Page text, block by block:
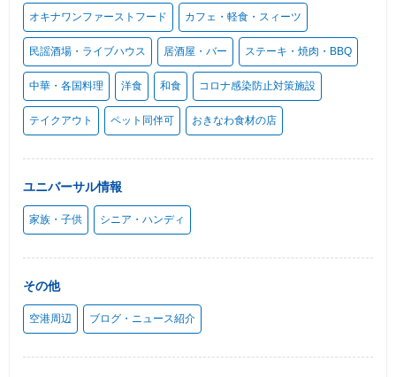
オキナワンファーストフード カフェ・軽食・スィーツ
民謡酒場・ライブハウス 居酒屋・バー ステーキ・焼肉・BBQ
中華・各国料理 洋食 和食 コロナ感染防止対策施設
テイクアウト ペット同伴可 おきなわ食材の店
ユニバーサル情報
家族・子供 シニア・ハンディ
その他
空港周辺 ブログ・ニュース紹介